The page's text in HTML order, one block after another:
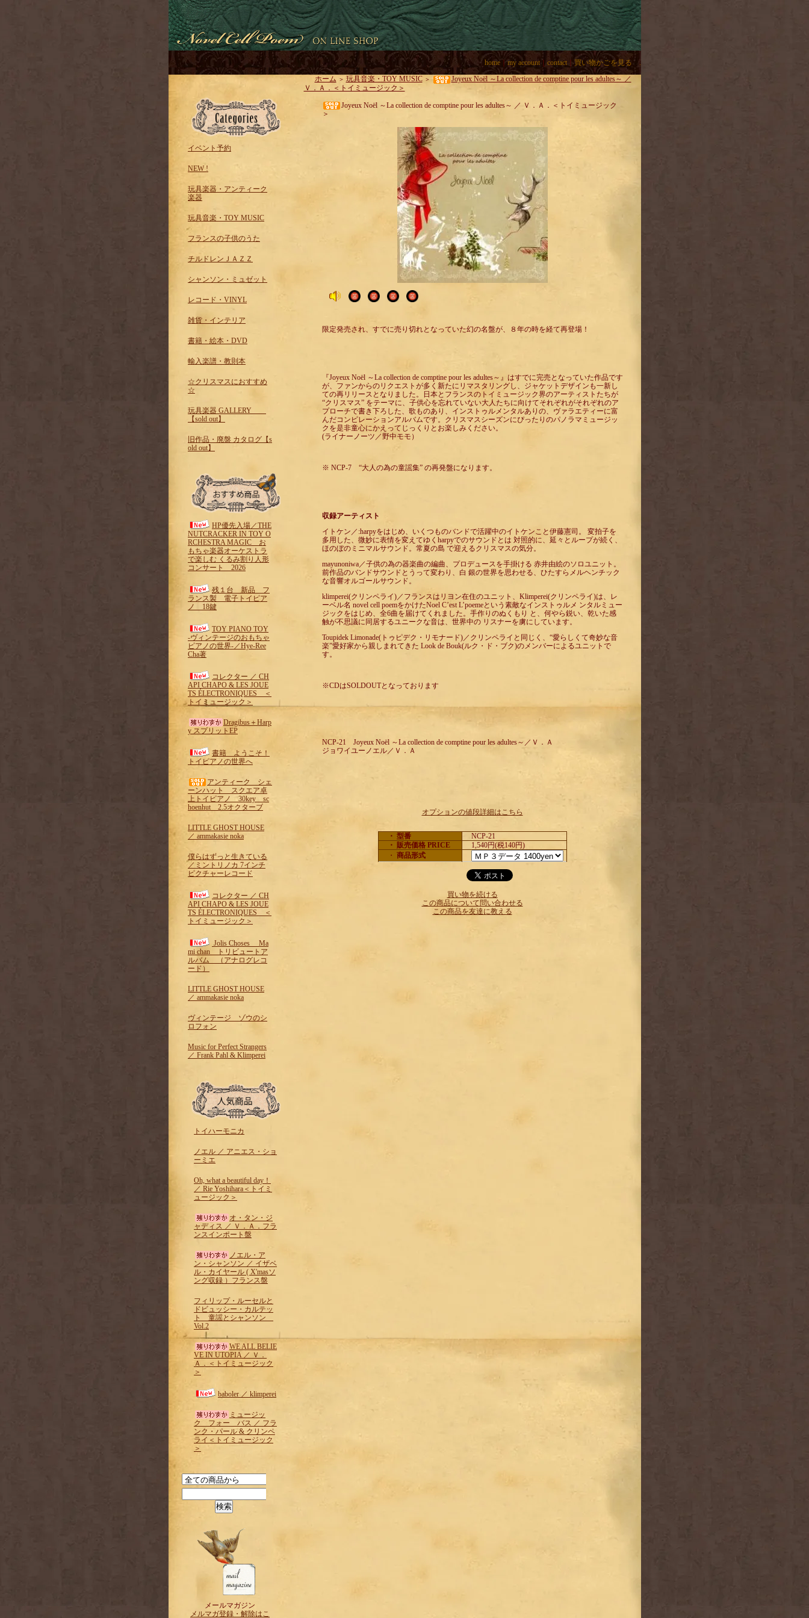
home｜my account｜ contact｜買い物かごを見る .
イベント予約
NEW !
玩具楽器・アンティーク
楽器
玩具音楽・TOY MUSIC
フランスの子供のうた
チルドレンＪＡＺＺ
シャンソン・ミュゼット
レコード・VINYL
雑貨・インテリア
書籍・絵本・DVD
輸入楽譜・教則本
☆クリスマスにおすすめ
☆
玩具楽器 GALLERY
【sold out】
旧作品・廃盤 カタログ【s
old out】
HP優先入場／THE
NUTCRACKER IN TOY O
RCHESTRA MAGIC お
もちゃ楽器オーケストラ
で楽しむ くるみ割り人形
コンサート 2026
残１台 新品 フ
ランス製 電子トイピア
ノ 18鍵
TOY PIANO TOY
-ヴィンテージのおもちゃ
ピアノの世界-／Hye-Ree
Cha著
コレクター ／ CH
API CHAPO & LES JOUE
TS ÉLECTRONIQUES ＜
トイミュージック＞
Dragibus＋Harp
y スプリットEP
書籍 ようこそ！
トイピアノの世界へ
アンティーク シェ
ーンハット スクエア卓
上トイピアノ 30key sc
hoenhut 2.5オクターブ
LITTLE GHOST HOUSE
／ ammakasie noka
僕らはずっと生きている
／ミントリノカ 7インチ
ピクチャーレコード
コレクター ／ CH
API CHAPO & LES JOUE
TS ÉLECTRONIQUES ＜
トイミュージック＞
Jolis Choses Ma
mi chan トリビュートア
ルバム （アナログレコ
ード）
LITTLE GHOST HOUSE
／ ammakasie noka
ヴィンテージ ゾウのシ
ロフォン
Music for Perfect Strangers
／ Frank Pahl & Klimperei
トイハーモニカ
ノエル ／ アニエス・ショ
ーミエ
Oh, what a beautiful day！
／ Rie Yoshihara＜トイミ
ュージック＞
オ・タン・ジ
ャディス ／ Ｖ．Ａ．フラ
ンスインポート盤
ノエル・ア
ン・シャンソン ／ イザベ
ル・カイヤール ( X'masソ
ング収録 ）フランス盤
フィリップ・ルーセルと
ドビュッシー・カルテッ
ト 童謡とシャンソン
Vol.2
WE ALL BELIE
VE IN UTOPIA ／ Ｖ．
Ａ．＜トイミュージック
＞
baboler ／ klimperei
ミュージッ
ク フォー バス ／ フラ
ンク・パール & クリンペ
ライ＜トイミュージック
＞
メールマガジン
メルマガ登録・解除はこ
ホーム ＞ 玩具音楽・TOY MUSIC ＞
Joyeux Noël ～La collection de comptine pour les adultes～ ／
Ｖ．Ａ．＜トイミュージック＞
Joyeux Noël ～La collection de comptine pour les adultes～ ／ Ｖ．Ａ．＜トイミュージック
＞
限定発売され、すでに売り切れとなっていた幻の名盤が、８年の時を経て再登場！
『Joyeux Noël ～La collection de comptine pour les adultes～』はすでに完売となっていた作品です
が、ファンからのリクエストが多く新たにリマスタリングし、ジャケットデザインも一新し
ての再リリースとなりました。日本とフランスのトイミュージック界のアーティストたちが
“クリスマス” をテーマに、子供心を忘れていない大人たちに向けてそれぞれがそれぞれのア
プローチで書き下ろした、歌ものあり、インストゥルメンタルありの、ヴァラエティーに富
んだコンピレーションアルバムです。クリスマスシーズンにぴったりのパノラマミュージッ
クを是非童心にかえってじっくりとお楽しみください。
(ライナーノーツ／野中モモ）
※ NCP-7 “大人の為の童謡集” の再発盤になります。
収録アーティスト
イトケン／:harpyをはじめ、いくつものバンドで活躍中のイトケンこと伊藤憲司。 変拍子を
多用した、微妙に表情を変えてゆくharpyでのサウンドとは 対照的に、延々とループが続く、
ほのぼのミニマルサウンド。常夏の島 で迎えるクリスマスの気分。
mayunoniwa／子供の為の器楽曲の編曲、プロデュースを手掛ける 赤井由絵のソロユニット。
前作品のバンドサウンドとうって変わり、白 銀の世界を思わせる、ひたすらメルヘンチック
な音響オルゴールサウンド。
klimperei(クリンペライ)／フランスはリヨン在住のユニット、Klimperei(クリンペライ)は、レ
ーベル名 novel cell poemをかけたNoel C’est L’poemeという素敵なインストゥルメ ンタルミュー
ジックをはじめ、全6曲を届けてくれました。手作りのぬくもり と、何やら鋭い、乾いた感
触が不思議に同居するユニークな音は、世界中の リスナーを虜にしています。
Toupidek Limonade(トゥピデク・リモナード)／クリンペライと同じく、“愛らしくて奇妙な音
楽”愛好家から親しまれてきた Look de Bouk(ルク・ド・ブク)のメンバーによるユニットで
す。
※CDはSOLDOUTとなっております
NCP-21 Joyeux Noël ～La collection de comptine pour les adultes～／Ｖ．Ａ
ジョワイユーノエル／Ｖ．Ａ
オプションの値段詳細はこちら
・ 型番
NCP-21
・ 販売価格 PRICE
1,540円(税140円)
・ 商品形式
買い物を続ける
この商品について問い合わせる
この商品を友達に教える